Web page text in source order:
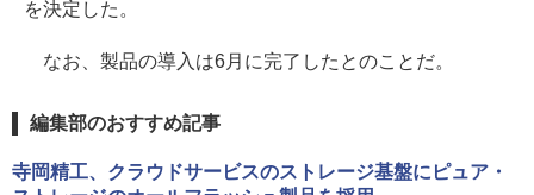
を決定した。
なお、製品の導入は6月に完了したとのことだ。
編集部のおすすめ記事
寺岡精工、クラウドサービスのストレージ基盤にピュア・